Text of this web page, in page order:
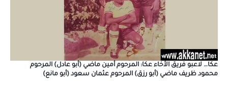
عكا… لاعبو فريق الأخاء عكا: المرحوم أمين ماضي (أبو عادل) المرحوم
محمود ظريف ماضي (أبو رزق) المرحوم عثمان سعود (أبو مانع)